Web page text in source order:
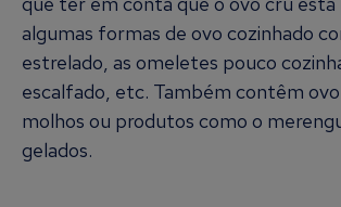
algumas formas de ovo cozinhado
estrelado, as omeletes pouco
escalfado, etc. Também contêm
molhos ou produtos como o
gelados.